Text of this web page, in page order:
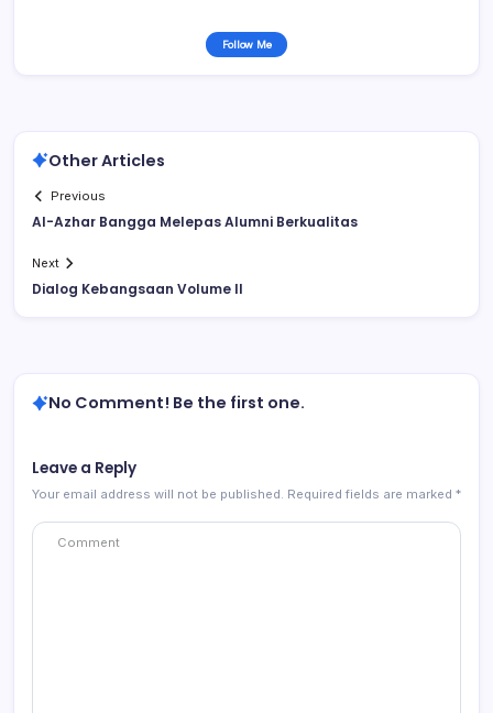
Follow Me
Other Articles
Previous
Al-Azhar Bangga Melepas Alumni Berkualitas
Next
Dialog Kebangsaan Volume II
No Comment! Be the first one.
Leave a Reply
Your email address will not be published. Required fields are marked *